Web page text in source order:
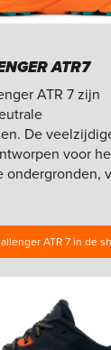
ATR7
ATR 7 zijn
De
voor
ondergronden,
ATR 7 in de